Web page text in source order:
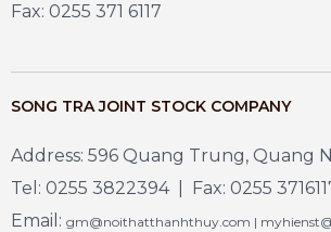
Fax: 0255 371 6117
SONG TRA JOINT STOCK COMPANY
Address: 596 Quang Trung, Quang
Tel: 0255 3822394 | Fax: 0255
Email: gm@noithatthanhthuy.com |